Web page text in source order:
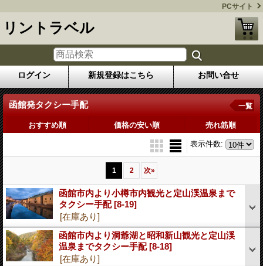
PCサイト
リントラベル
ログイン 新規登録はこちら お問い合せ
函館発タクシー手配 一覧
おすすめ順 価格の安い順 売れ筋順
表示件数:
1 2 次»
函館市内より小樽市内観光と定山渓温泉まで
タクシー手配[8-19]
[在庫あり]
函館市内より洞爺湖と昭和新山観光と定山渓
温泉までタクシー手配[8-18]
[在庫あり]